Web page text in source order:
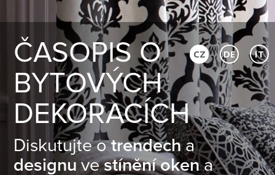
ČASOPIS O
BYTOVÝCH
DEKORACÍCH
Diskutujte otrendecha
designuvestínění okena
CZ DE IT